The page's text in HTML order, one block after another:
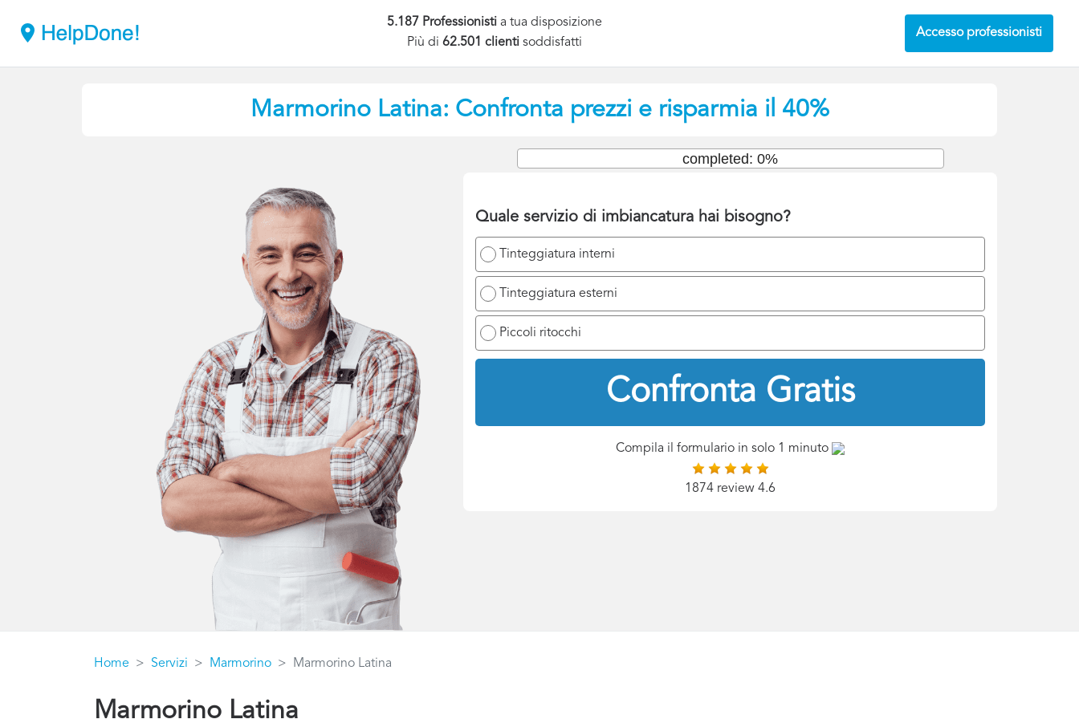
5.187 Professionisti a tua disposizione
Più di62.501 clientisoddisfatti
Accesso professionisti
Marmorino Latina: Confronta prezzi e risparmia il 40%
Quale servizio di imbiancatura hai bisogno?
Tinteggiatura interni
Tinteggiatura esterni
Piccoli ritocchi
Confronta Gratis
completed: 0%
Compila il formulario in solo 1 minuto
1874 review 4.6
Home Servizi Marmorino Marmorino Latina
Marmorino Latina